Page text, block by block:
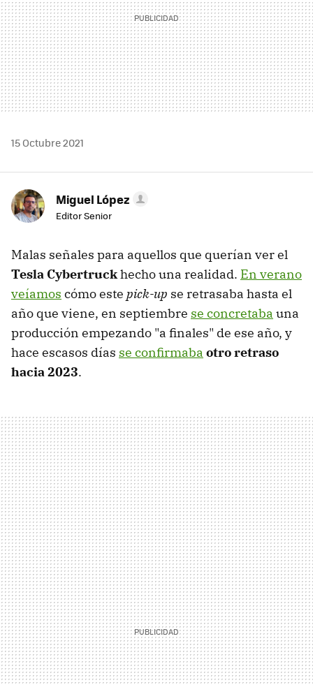
15 Octubre 2021
Miguel López
Editor Senior
Malas señales para aquellos que querían ver el
Tesla Cybertruckhecho una realidad. En verano
veíamos cómo este pick-up se retrasaba hasta el
año que viene, en septiembre se concretaba una
producción empezando "a finales" de ese año, y
hace escasos días se confirmaba otro retraso
hacia 2023.